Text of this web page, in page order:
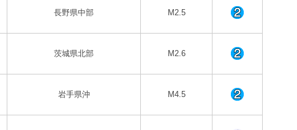
長野県中部 M2.5
茨城県北部 M2.6
岩手県沖 M4.5